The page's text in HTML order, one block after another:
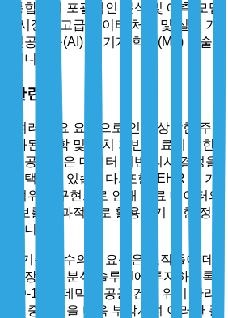
통합하여 포괄적인 분석 및 예측 모델
시장은 고급 데이터 처리 및 실행 가
인공지능(AI) 및 기계 학습(ML) 기술
집니다.
관련성
여러 주요 요인으로 인해 상당한 주
화된 의학 및 가치 기반 치료에 대한
제공자들은 데이터 기반 의사 결정을
채택하고 있습니다. 또한, EHR 및 기
범위한 구현으로 인해 의료 데이터의
정보를 효과적으로 활용하기 위한 정
합니다.
료 기준 준수의 필요성은 조직들이 데
보장하는 분석 솔루션에 투자하도록
19 팬데믹은 공공 건강 위기 관리
의 중요성을 더욱 부각시켜 이러한 플